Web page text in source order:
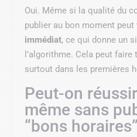
Oui. Même si la qualité du
publier au bon moment peut
immédiat, ce qui donne un
l’algorithme. Cela peut
surtout dans les premières
Peut-on
même sans
“bons